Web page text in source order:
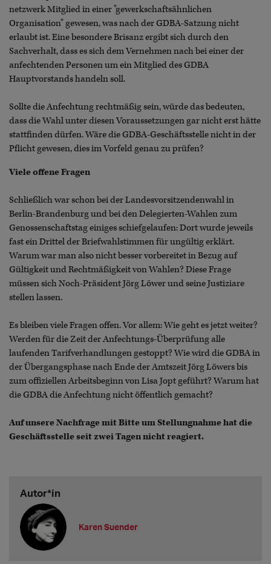
netzwerk Mitglied in einer "gewerkschaftsähnlichen
Organisation" gewesen, was nach der GDBA-Satzung nicht
erlaubt ist. Eine besondere Brisanz ergibt sich durch den
Sachverhalt, dass es sich dem Vernehmen nach bei einer der
anfechtenden Personen um ein Mitglied des GDBA
Hauptvorstands handeln soll.
Sollte die Anfechtung rechtmäßig sein, würde das bedeuten,
dass die Wahl unter diesen Voraussetzungen gar nicht erst hätte
stattfinden dürfen. Wäre die GDBA-Geschäftsstelle nicht in der
Pflicht gewesen, dies im Vorfeld genau zu prüfen?
Viele offene Fragen
Schließlich war schon bei der Landesvorsitzendenwahl in
Berlin-Brandenburg und bei den Delegierten-Wahlen zum
Genossenschaftstag einiges schiefgelaufen: Dort wurde jeweils
fast ein Drittel der Briefwahlstimmen für ungültig erklärt.
Warum war man also nicht besser vorbereitet in Bezug auf
Gültigkeit und Rechtmäßigkeit von Wahlen? Diese Frage
müssen sich Noch-Präsident Jörg Löwer und seine Justiziare
stellen lassen.
Es bleiben viele Fragen offen. Vor allem: Wie geht es jetzt weiter?
Werden für die Zeit der Anfechtungs-Überprüfung alle
laufenden Tarifverhandlungen gestoppt? Wie wird die GDBA in
der Übergangsphase nach Ende der Amtszeit Jörg Löwers bis
zum offiziellen Arbeitsbeginn von Lisa Jopt geführt? Warum hat
die GDBA die Anfechtung nicht öffentlich gemacht?
Auf unsere Nachfrage mit Bitte um Stellungnahme hat die
Geschäftsstelle seit zwei Tagen nicht reagiert.
Autor*in
Karen Suender